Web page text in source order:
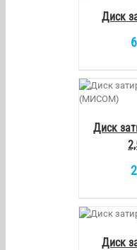
Диск
Диск
Диск